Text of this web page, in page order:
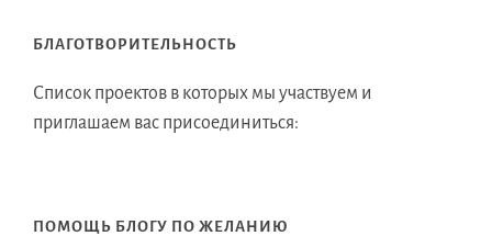
БЛАГОТВОРИТЕЛЬНОСТЬ
Список проектов в которых мы участвуем и
приглашаем вас присоединиться:
ПОМОЩЬ БЛОГУ ПО ЖЕЛАНИЮ